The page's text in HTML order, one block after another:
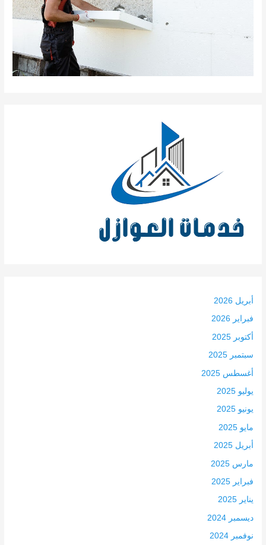
أبريل 2026
فبراير 2026
أكتوبر 2025
سبتمبر 2025
أغسطس 2025
يوليو 2025
يونيو 2025
مايو 2025
أبريل 2025
مارس 2025
فبراير 2025
يناير 2025
ديسمبر 2024
نوفمبر 2024